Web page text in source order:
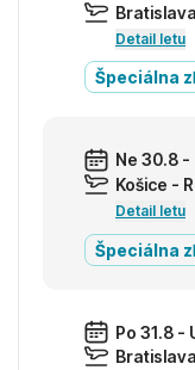
Detail letu
Špeciálna
Ne 30.8
Košice -
Detail letu
Špeciálna
Po 31.8 -